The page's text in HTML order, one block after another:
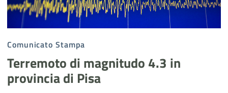
Comunicato Stampa
Terremoto di magnitudo 4.3 in
provincia di Pisa